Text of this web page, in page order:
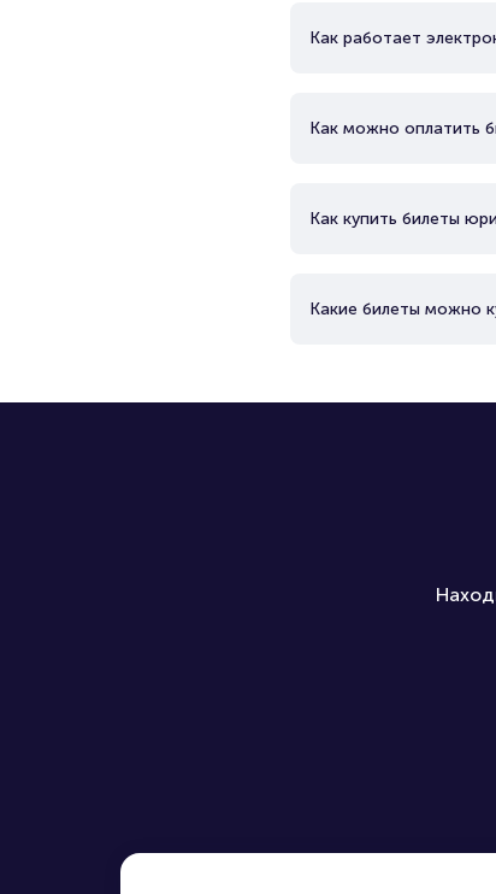
Как работает
Как можно оплатить
Как купить билеты
Какие билеты можно